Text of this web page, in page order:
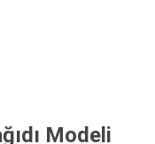
Modeli